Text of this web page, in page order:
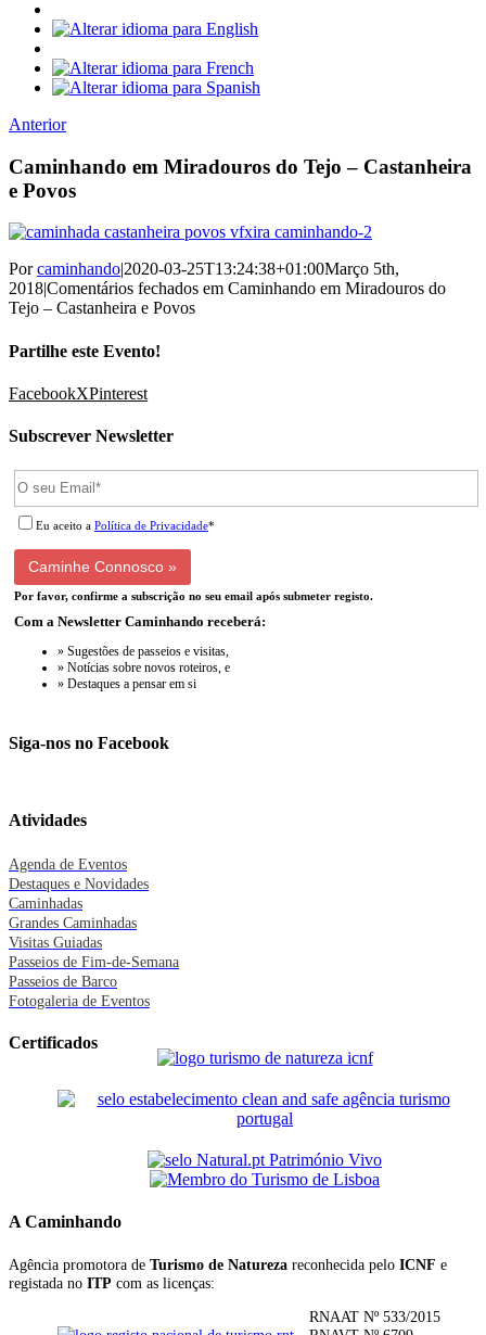
Anterior
Caminhando em Miradouros do Tejo – Castanheira
e Povos
Porcaminhando|2020-03-25T13:24:38+01:00Março 5th,
2018|Comentários fechados em Caminhando em Miradouros do
Tejo – Castanheira e Povos
Partilhe este Evento!
FacebookXPinterest
Subscrever Newsletter
Eu aceito a Política de Privacidade*
Por favor, confirme a subscrição no seu email após submeter registo.
Com a Newsletter Caminhando receberá:
» Sugestões de passeios e visitas,
» Notícias sobre novos roteiros, e
» Destaques a pensar em si
Siga-nos no Facebook
Atividades
Agenda de Eventos
Destaques e Novidades
Caminhadas
Grandes Caminhadas
Visitas Guiadas
Passeios de Fim-de-Semana
Passeios de Barco
Fotogaleria de Eventos
Certificados
A Caminhando
Agência promotora de Turismo de Natureza reconhecida pelo ICNF e
registada no ITP com as licenças:
RNAAT Nº 533/2015